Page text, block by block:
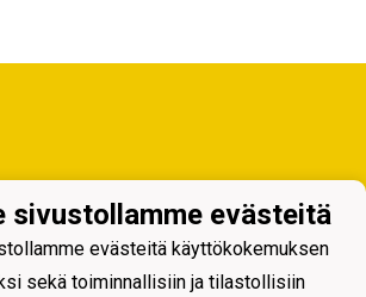
sivustollamme evästeitä
evästeitä käyttökokemuksen
sekä toiminnallisiin ja tilastollisiin